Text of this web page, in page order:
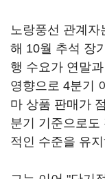
노랑풍선 관계
해 10월 추석 장
행 수요가 연말
영향으로 4분기
마 상품 판매가
분기 기준으로도
적인 수준을 유